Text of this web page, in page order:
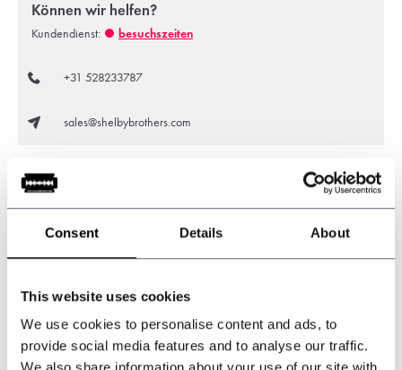
Consent Details About
This website uses cookies
We use cookies to personalise content and ads, to
provide social media features and to analyse our traffic.
Können wir helfen?
Kundendienst: besuchszeiten
+31 528233787
sales@shelbybrothers.com
509customers give us a 9.3 atWebwinkel-keurmerk
Dieses Produkt teilen
Bewertungen